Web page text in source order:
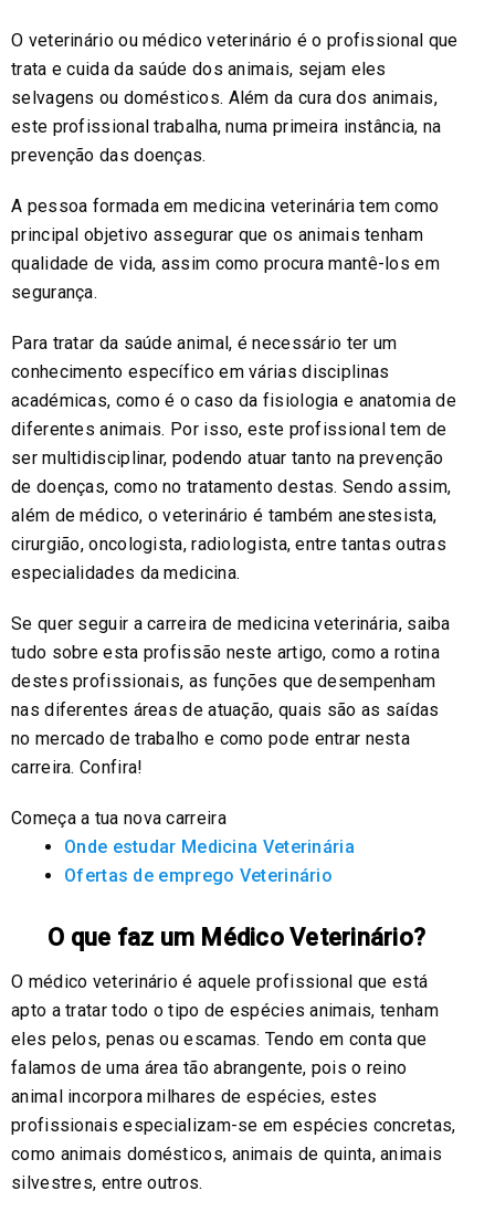
O veterinário ou médico veterinário é o profissional que
trata e cuida da saúde dos animais, sejam eles
selvagens ou domésticos. Além da cura dos animais,
este profissional trabalha, numa primeira instância, na
prevenção das doenças.
A pessoa formada em medicina veterinária tem como
principal objetivo assegurar que os animais tenham
qualidade de vida, assim como procura mantê-los em
segurança.
Para tratar da saúde animal, é necessário ter um
conhecimento específico em várias disciplinas
académicas, como é o caso da fisiologia e anatomia de
diferentes animais. Por isso, este profissional tem de
ser multidisciplinar, podendo atuar tanto na prevenção
de doenças, como no tratamento destas. Sendo assim,
além de médico, o veterinário é também anestesista,
cirurgião, oncologista, radiologista, entre tantas outras
especialidades da medicina.
Se quer seguir a carreira de medicina veterinária, saiba
tudo sobre esta profissão neste artigo, como a rotina
destes profissionais, as funções que desempenham
nas diferentes áreas de atuação, quais são as saídas
no mercado de trabalho e como pode entrar nesta
carreira. Confira!
Começa a tua nova carreira
Onde estudar Medicina Veterinária
Ofertas de emprego Veterinário
O que faz um Médico Veterinário?
O médico veterinário é aquele profissional que está
apto a tratar todo o tipo de espécies animais, tenham
eles pelos, penas ou escamas. Tendo em conta que
falamos de uma área tão abrangente, pois o reino
animal incorpora milhares de espécies, estes
profissionais especializam-se em espécies concretas,
como animais domésticos, animais de quinta, animais
silvestres, entre outros.